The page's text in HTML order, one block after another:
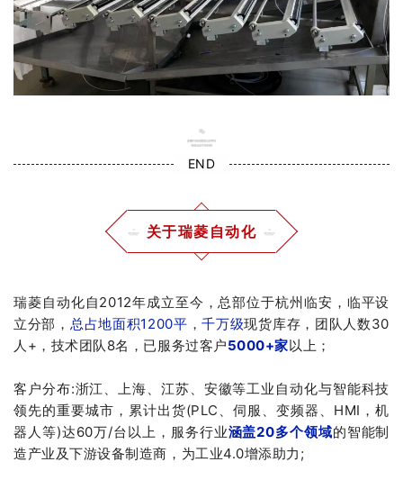
END
关于瑞菱自动化
瑞菱自动化自2012年成立至今，总部位于杭州临安，临平设
立分部， 总占地面积1200平 ，千万级现货库存，团队人数30
人+，技术团队8名，已服务过客户5000+家以上；
客户分布:浙江、上海、江苏、安徽等工业自动化与智能科技
领先的重要城市，累计出货(PLC、伺服、变频器、HMI，机
器人等)达60万/台以上，服务行业涵盖20多个领域的智能制
造产业及下游设备制造商，为工业4.0增添助力;